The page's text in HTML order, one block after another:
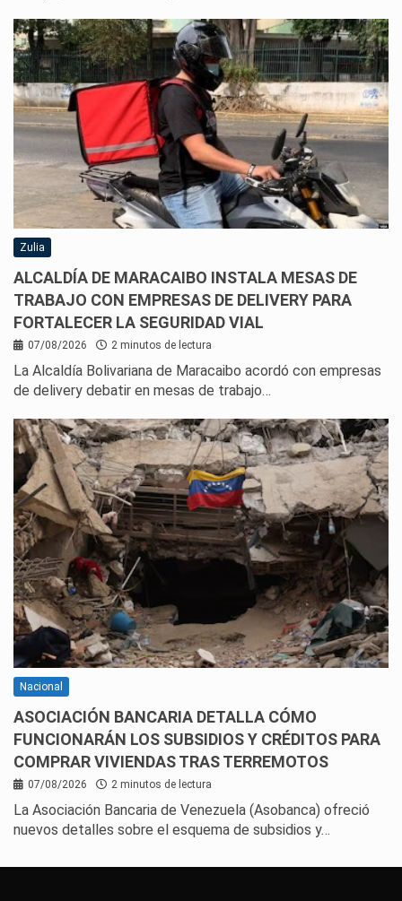
Zulia
ALCALDÍA DE MARACAIBO INSTALA MESAS DE
TRABAJO CON EMPRESAS DE DELIVERY PARA
FORTALECER LA SEGURIDAD VIAL
07/08/2026 2 minutos de lectura
La Alcaldía Bolivariana de Maracaibo acordó con empresas
de delivery debatir en mesas de trabajo…
Nacional
ASOCIACIÓN BANCARIA DETALLA CÓMO
FUNCIONARÁN LOS SUBSIDIOS Y CRÉDITOS PARA
COMPRAR VIVIENDAS TRAS TERREMOTOS
07/08/2026 2 minutos de lectura
La Asociación Bancaria de Venezuela (Asobanca) ofreció
nuevos detalles sobre el esquema de subsidios y…